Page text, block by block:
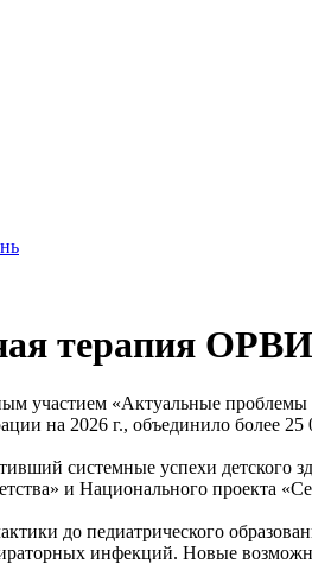
терапия
участием «Актуальные
на 2026 г., объединило более 25
системные успехи детского
и Национального проекта
до педиатрического
инфекций. Новые